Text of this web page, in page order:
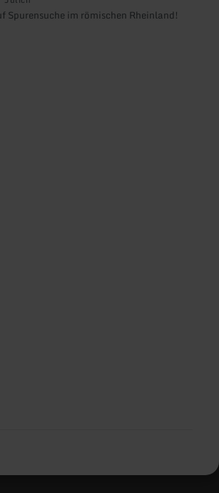
Spurensuche im römischen Rheinland!